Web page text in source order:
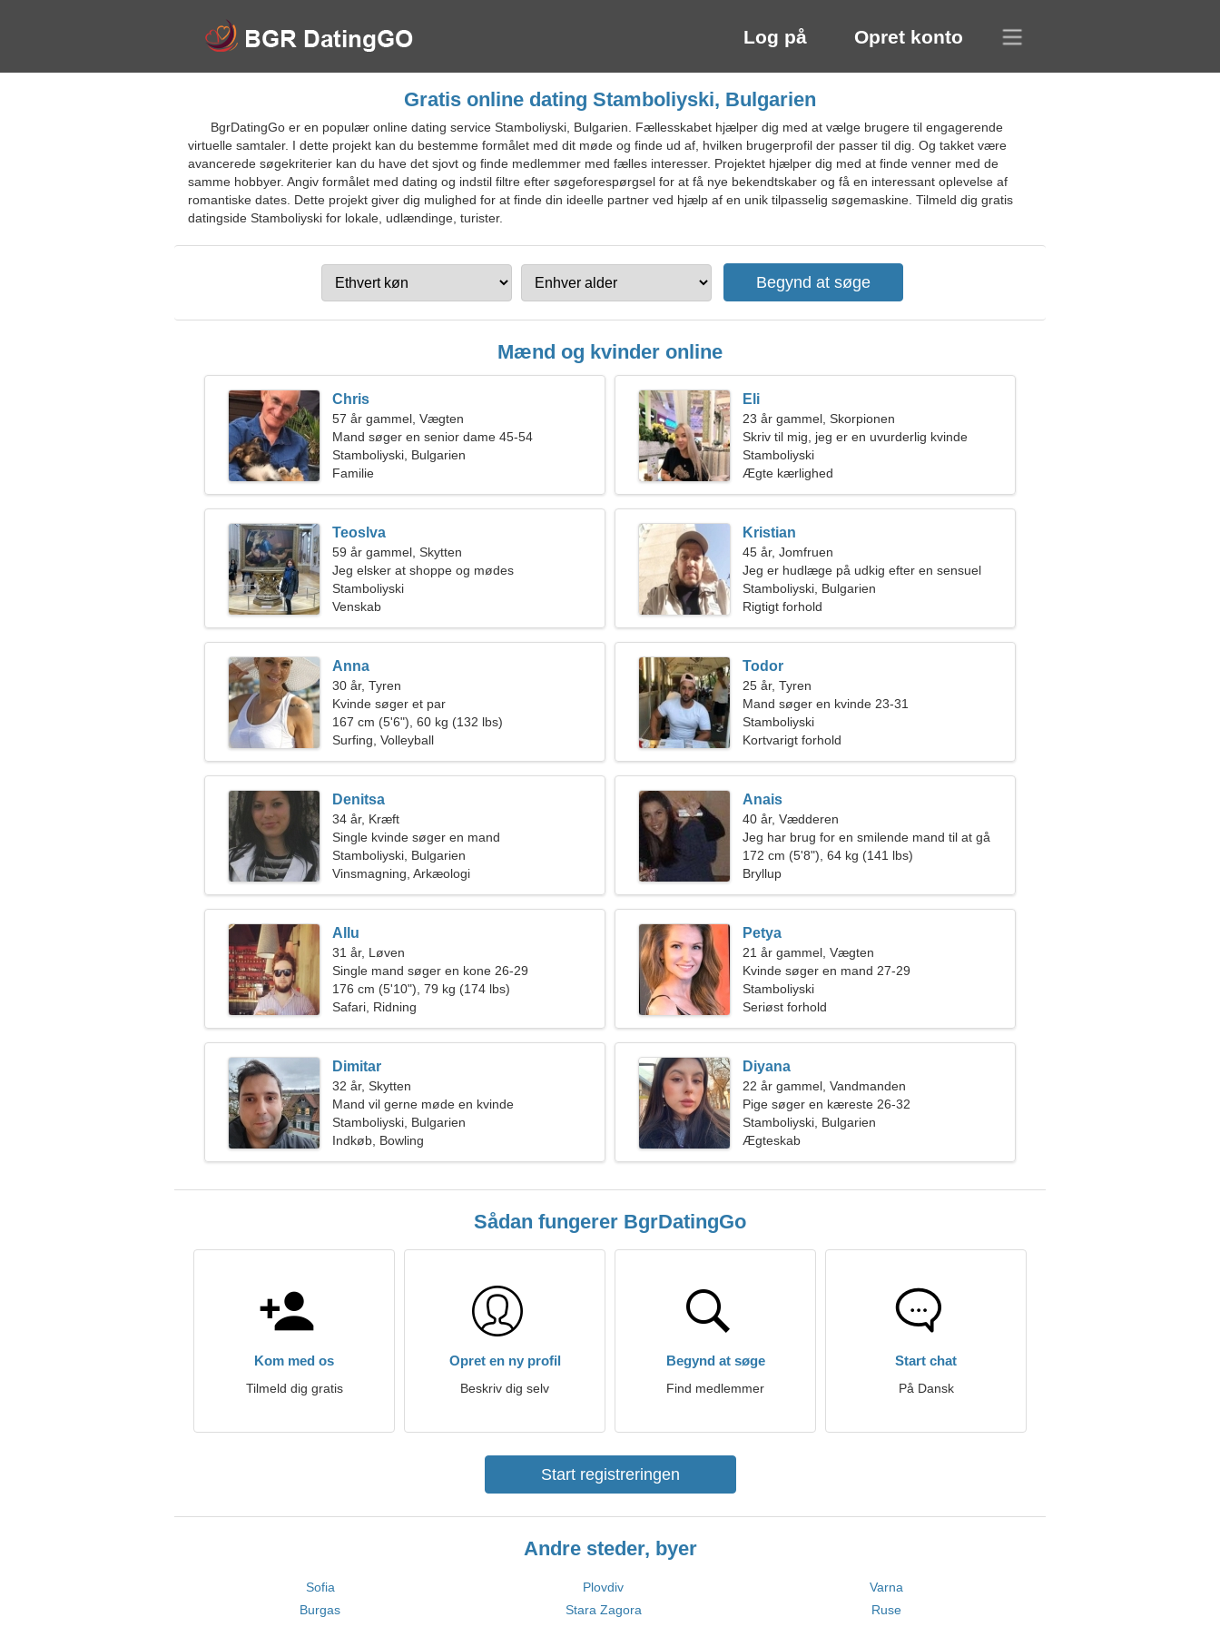
Log på Opret konto
Gratis online dating Stamboliyski, Bulgarien
BgrDatingGo er en populær online dating service Stamboliyski, Bulgarien. Fællesskabet hjælper dig med at vælge brugere til engagerende
virtuelle samtaler. I dette projekt kan du bestemme formålet med dit møde og finde ud af, hvilken brugerprofil der passer til dig. Og takket være
avancerede søgekriterier kan du have det sjovt og finde medlemmer med fælles interesser. Projektet hjælper dig med at finde venner med de
samme hobbyer. Angiv formålet med dating og indstil filtre efter søgeforespørgsel for at få nye bekendtskaber og få en interessant oplevelse af
romantiske dates. Dette projekt giver dig mulighed for at finde din ideelle partner ved hjælp af en unik tilpasselig søgemaskine. Tilmeld dig gratis
datingside Stamboliyski for lokale, udlændinge, turister.
Mænd og kvinder online
Chris
57 år gammel, Vægten
Mand søger en senior dame 45-54
Stamboliyski, Bulgarien
Familie
Eli
23 år gammel, Skorpionen
Skriv til mig, jeg er en uvurderlig kvinde
Stamboliyski
Ægte kærlighed
Teoslva
59 år gammel, Skytten
Jeg elsker at shoppe og mødes
Stamboliyski
Venskab
Kristian
45 år, Jomfruen
Jeg er hudlæge på udkig efter en sensuel
kvinde
Stamboliyski, Bulgarien
Rigtigt forhold
Anna
30 år, Tyren
Kvinde søger et par
167 cm (5'6"), 60 kg (132 lbs)
Surfing, Volleyball
Todor
25 år, Tyren
Mand søger en kvinde 23-31
Stamboliyski
Kortvarigt forhold
Denitsa
34 år, Kræft
Single kvinde søger en mand
Stamboliyski, Bulgarien
Vinsmagning, Arkæologi
Anais
40 år, Vædderen
Jeg har brug for en smilende mand til at gå
172 cm (5'8"), 64 kg (141 lbs)
Bryllup
Allu
31 år, Løven
Single mand søger en kone 26-29
176 cm (5'10"), 79 kg (174 lbs)
Safari, Ridning
Petya
21 år gammel, Vægten
Kvinde søger en mand 27-29
Stamboliyski
Seriøst forhold
Dimitar
32 år, Skytten
Mand vil gerne møde en kvinde
Stamboliyski, Bulgarien
Indkøb, Bowling
Diyana
22 år gammel, Vandmanden
Pige søger en kæreste 26-32
Stamboliyski, Bulgarien
Ægteskab
Sådan fungerer BgrDatingGo
Kom med os
Tilmeld dig gratis
Opret en ny profil
Beskriv dig selv
Begynd at søge
Find medlemmer
Start chat
På Dansk
Start registreringen
Andre steder, byer
Sofia Plovdiv
Varna
Burgas
Stara Zagora
Ruse